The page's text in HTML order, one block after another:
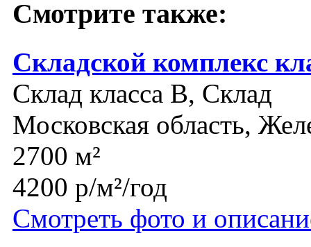
Смотрите также:
Складской комплекс
Склад класса B, Склад
Московская область,
2700 м²
4200 р/м²/год
Смотреть фото и